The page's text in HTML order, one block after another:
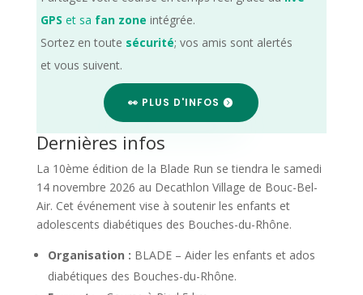
GPS et sa fan zone intégrée.
Sortez en toute sécurité; vos amis sont alertés
et vous suivent.
👀 PLUS D'INFOS
Dernières infos
La 10ème édition de la Blade Run se tiendra le samedi
14 novembre 2026 au Decathlon Village de Bouc-Bel-
Air. Cet événement vise à soutenir les enfants et
adolescents diabétiques des Bouches-du-Rhône.
Organisation : BLADE – Aider les enfants et ados
diabétiques des Bouches-du-Rhône.